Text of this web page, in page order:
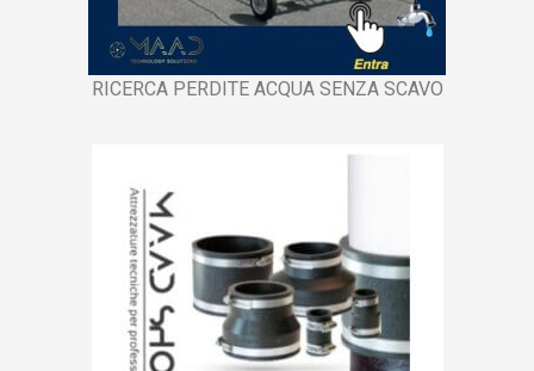
RICERCA PERDITE ACQUA SENZA SCAVO